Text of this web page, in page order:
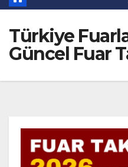
Türkiye
Güncel Fuar